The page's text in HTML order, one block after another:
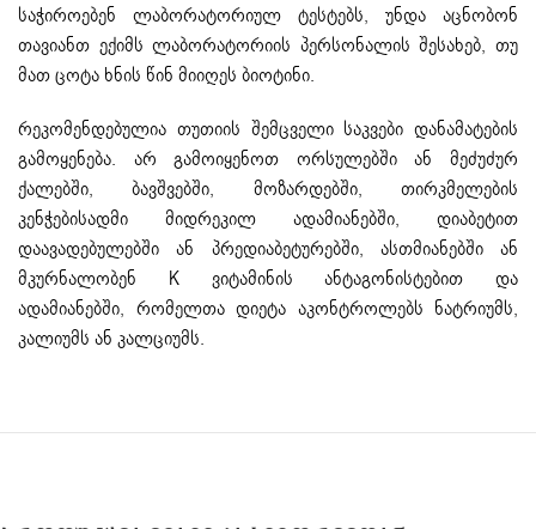
საჭიროებენ ლაბორატორიულ ტესტებს, უნდა აცნობონ
თავიანთ ექიმს ლაბორატორიის პერსონალის შესახებ, თუ
მათ ცოტა ხნის წინ მიიღეს ბიოტინი.
რეკომენდებულია თუთიის შემცველი საკვები დანამატების
გამოყენება. არ გამოიყენოთ ორსულებში ან მეძუძურ
ქალებში, ბავშვებში, მოზარდებში, თირკმელების
კენჭებისადმი მიდრეკილ ადამიანებში, დიაბეტით
დაავადებულებში ან პრედიაბეტურებში, ასთმიანებში ან
მკურნალობენ K ვიტამინის ანტაგონისტებით და
ადამიანებში, რომელთა დიეტა აკონტროლებს ნატრიუმს,
კალიუმს ან კალციუმს.